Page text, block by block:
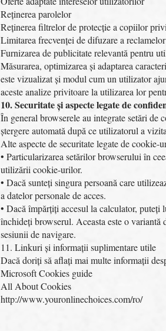
Reținerea parolelor
Reținerea filtrelor de protecție a copiilor
Limitarea frecvenței de difuzare a
Furnizarea de publicitate relevantă pentru
Măsurarea, optimizarea și adaptarea
este vizualizat și modul cum un utilizator
aceste analize privitoare la utilizarea lor
10. Securitate și aspecte legate de
În general browserele au integrate setări
ștergere automată după ce utilizatorul a
Alte aspecte de securitate legate de cookie-
• Particularizarea setărilor browserului în
utilizării cookie-urilor.
• Dacă sunteți singura persoană care
a datelor personale de acces.
• Dacă împărțiți accesul la calculator, puteți
închideți browserul. Aceasta este o variantă
sesiunii de navigare.
11. Linkuri și informații suplimentare utile
Dacă doriți să aflați mai multe informații
Microsoft Cookies guide
All About Cookies
http://www.youronlinechoices.com/ro/